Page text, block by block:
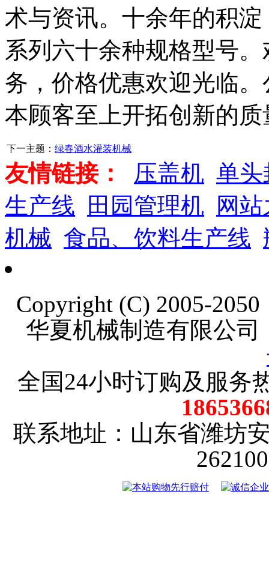
术与资讯。十余年的积
系列六十余种规格型号
务，价格优惠欢迎光临
本顾客至上开拓创新的
下一主题： 绿春酒水灌装机械
友情链接： 压盖机 单头
生产线
田园管理机
网
机械 食品、饮料生产线
Copyright (C) 2005-
华夏机械制造有限公
全国24小时订购及服务
联系地址：山东省潍坊